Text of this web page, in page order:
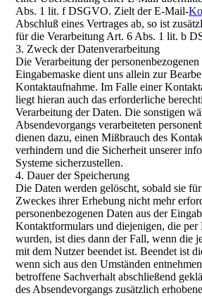
Abs. 1 lit. f DSGVO. Zielt der E-Mail-
Abschluß eines Vertrages ab, so ist
für die Verarbeitung Art. 6 Abs. 1 lit. b
3. Zweck der Datenverarbeitung
Die Verarbeitung der
Eingabemaske dient uns allein zur
Kontaktaufnahme. Im Falle einer
liegt hieran auch das erforderliche
Verarbeitung der Daten. Die sonstigen
Absendevorgangs verarbeiteten
dienen dazu, einen Mißbrauch des
verhindern und die Sicherheit unserer
Systeme sicherzustellen.
4. Dauer der Speicherung
Die Daten werden gelöscht, sobald sie
Zweckes ihrer Erhebung nicht mehr
personenbezogenen Daten aus der
Kontaktformulars und diejenigen, die per
wurden, ist dies dann der Fall, wenn die
mit dem Nutzer beendet ist. Beendet ist
wenn sich aus den Umständen
betroffene Sachverhalt abschließend
des Absendevorgangs zusätzlich